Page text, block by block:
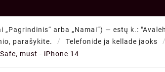
arba „Namai“) — estų k.:
parašykite.
Telefonide ja kellade jaoks
must - iPhone 14